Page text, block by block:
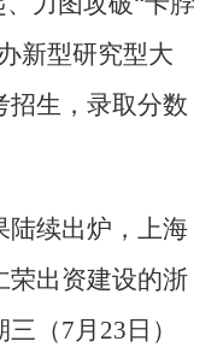
新型研究型大
招生，录取分数
陆续出炉，上海
荣出资建设的浙
（7月23日）